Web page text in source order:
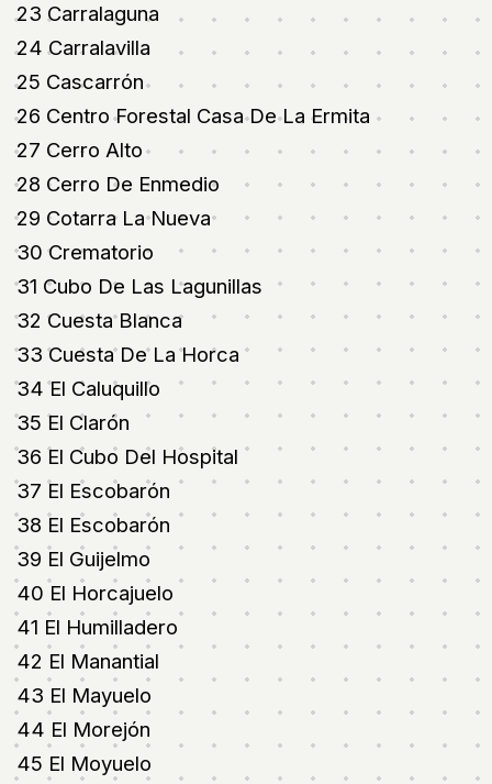
23 Carralaguna
24 Carralavilla
25 Cascarrón
26 Centro Forestal Casa De La Ermita
27 Cerro Alto
28 Cerro De Enmedio
29 Cotarra La Nueva
30 Crematorio
31 Cubo De Las Lagunillas
32 Cuesta Blanca
33 Cuesta De La Horca
34 El Caluquillo
35 El Clarón
36 El Cubo Del Hospital
37 El Escobarón
38 El Escobarón
39 El Guijelmo
40 El Horcajuelo
41 El Humilladero
42 El Manantial
43 El Mayuelo
44 El Morejón
45 El Moyuelo